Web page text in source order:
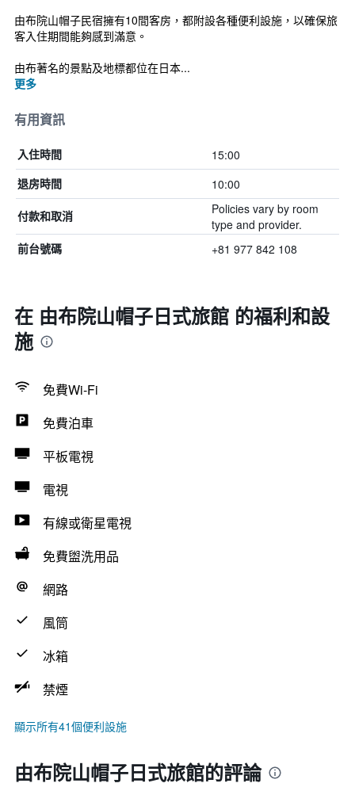
由布院山帽子民宿擁有10間客房，都附設各種便利設施，以確保旅
客入住期間能夠感到滿意。
由布著名的景點及地標都位在日本...
更多
有用資訊
入住時間 15:00
退房時間 10:00
付款和取消
Policies vary by room
type and provider.
前台號碼 +81 977 842 108
在 由布院山帽子日式旅館 的福利和設
施
免費Wi-Fi
免費泊車
平板電視
電視
有線或衛星電視
免費盥洗用品
網路
風筒
冰箱
禁煙
顯示所有41個便利設施
由布院山帽子日式旅館的評論